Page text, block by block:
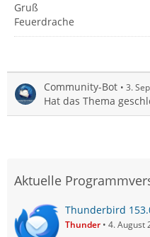
Gruß
Feuerdrache
Community-Bot 3.
Hat das Thema
Aktuelle
Thunderbird
Thunder 4. August